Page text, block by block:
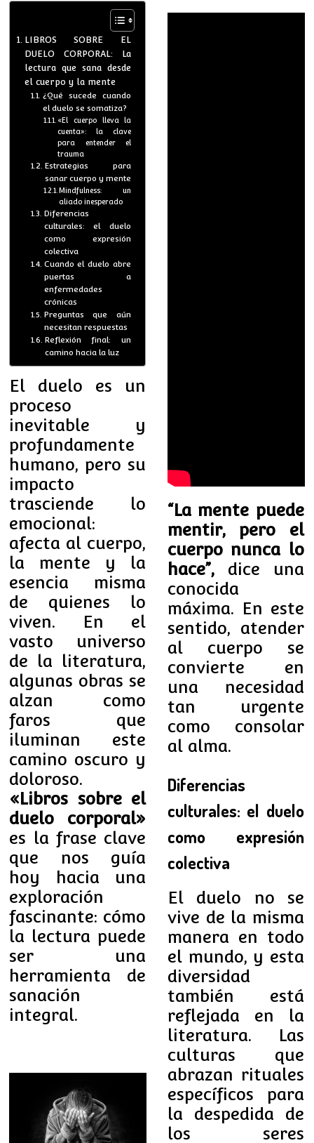
LIBROS SOBRE EL
DUELO CORPORAL: La
lectura que sana desde
el cuerpo y la mente
¿Qué sucede cuando
el duelo se somatiza?
«El cuerpo lleva la
cuenta»: la clave
para entender el
trauma
Estrategias para
sanar cuerpo y mente
Mindfulness: un
aliado inesperado
Diferencias
culturales: el duelo
como expresión
colectiva
Cuando el duelo abre
puertas a
enfermedades
crónicas
Preguntas que aún
necesitan respuestas
Reflexión final: un
camino hacia la luz
El duelo es un
proceso
inevitable y
profundamente
humano, pero su
impacto
trasciende lo
emocional:
afecta al cuerpo,
la mente y la
esencia misma
de quienes lo
viven. En el
vasto universo
de la literatura,
algunas obras se
alzan como
faros que
iluminan este
camino oscuro y
doloroso.
«Libros sobre el
duelo corporal»
es la frase clave
que nos guía
hoy hacia una
exploración
fascinante: cómo
la lectura puede
ser una
herramienta de
sanación
integral.
“La mente puede
mentir, pero el
cuerpo nunca lo
hace”,dice una
conocida
máxima. En este
sentido, atender
al cuerpo se
convierte en
una necesidad
tan urgente
como consolar
al alma.
Diferencias
culturales: el duelo
como expresión
colectiva
El duelo no se
vive de la misma
manera en todo
el mundo, y esta
diversidad
también está
reflejada en la
literatura. Las
culturas que
abrazan rituales
específicos para
la despedida de
los seres